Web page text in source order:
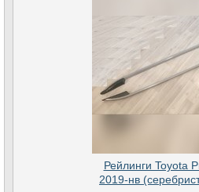
Рейлинги Toyota
2019-нв